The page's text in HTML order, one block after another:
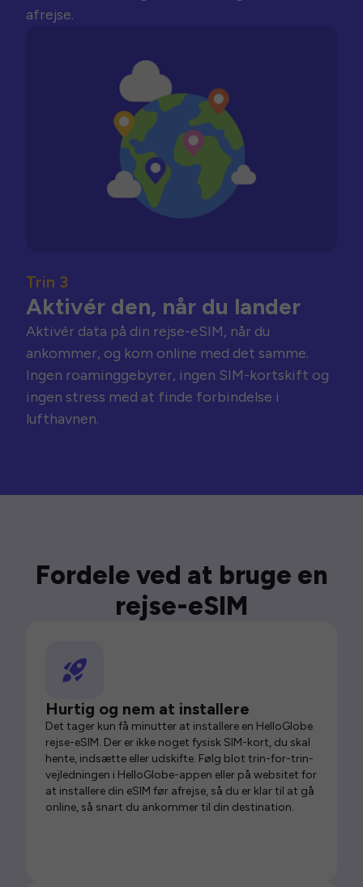
afrejse.
Trin 3
Aktivér den, når du lander
Aktivér data på din rejse-eSIM, når du
ankommer, og kom online med det samme.
Ingen roaminggebyrer, ingen SIM-kortskift og
ingen stress med at finde forbindelse i
lufthavnen.
Fordele ved at bruge en
rejse-eSIM
Hurtig og nem at installere
Det tager kun få minutter at installere en HelloGlobe
rejse-eSIM. Der er ikke noget fysisk SIM-kort, du skal
hente, indsætte eller udskifte. Følg blot trin-for-trin-
vejledningen i HelloGlobe-appen eller på websitet for
at installere din eSIM før afrejse, så du er klar til at gå
online, så snart du ankommer til din destination.